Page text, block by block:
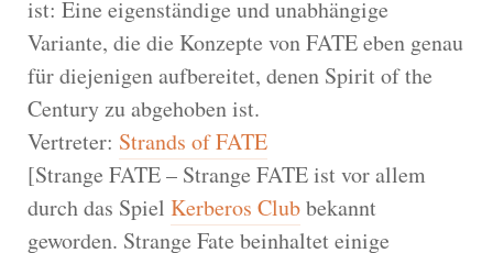
ist: Eine eigenständige und unabhängige
Variante, die die Konzepte von FATE eben genau
für diejenigen aufbereitet, denen Spirit of the
Century zu abgehoben ist.
Vertreter: Strands of FATE
[Strange FATE – Strange FATE ist vor allem
durch das Spiel Kerberos Clubbekannt
geworden. Strange Fate beinhaltet einige